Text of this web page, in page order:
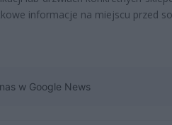
informacje na miejscu przed
w Google News